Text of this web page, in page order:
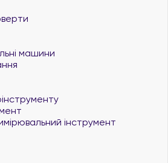
машини
інструмент